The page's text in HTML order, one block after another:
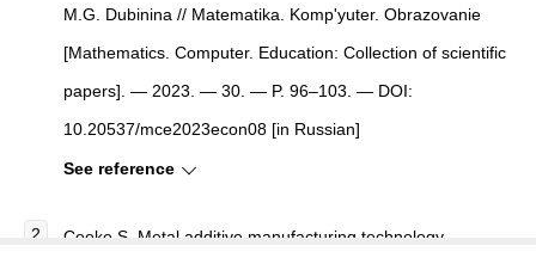
M.G. Dubinina // Matematika. Komp'yuter. Obrazovanie
[Mathematics. Computer. Education: Collection of scientific
papers]. — 2023. — 30. — P. 96–103. — DOI:
10.20537/mce2023econ08 [in Russian]
See reference
Cooke S. Metal additive manufacturing technology,